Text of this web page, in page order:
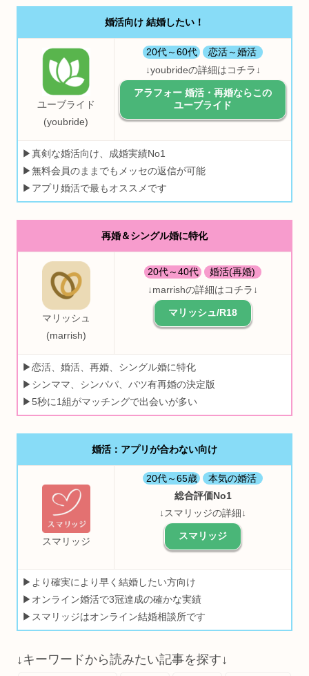
婚活向け 結婚したい！
ユーブライド
(youbride)
20代～60代
恋活～婚活
↓youbrideの詳細はコチラ↓
アラフォー 婚活・再婚ならこの
ユーブライド
▶真剣な婚活向け、成婚実績No1
▶無料会員のままでもメッセの返信が可能
▶アプリ婚活で最もオススメです
再婚＆シングル婚に特化
マリッシュ
(marrish)
20代～40代
婚活(再婚)
↓marrishの詳細はコチラ↓
マリッシュ/R18
▶恋活、婚活、再婚、シングル婚に特化
▶シンママ、シンパパ、バツ有再婚の決定版
▶5秒に1組がマッチングで出会いが多い
婚活：アプリが合わない向け
スマリッジ
20代～65歳
本気の婚活
総合評価No1
↓スマリッジの詳細↓
スマリッジ
▶より確実により早く結婚したい方向け
▶オンライン婚活で3冠達成の確かな実績
▶スマリッジはオンライン結婚相談所です
↓キーワードから読みたい記事を探す↓